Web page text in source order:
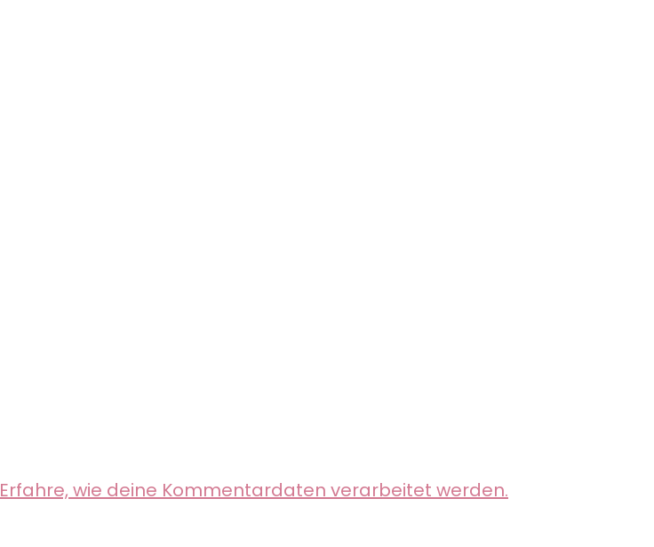
Erfahre, wie deine Kommentardaten verarbeitet werden.